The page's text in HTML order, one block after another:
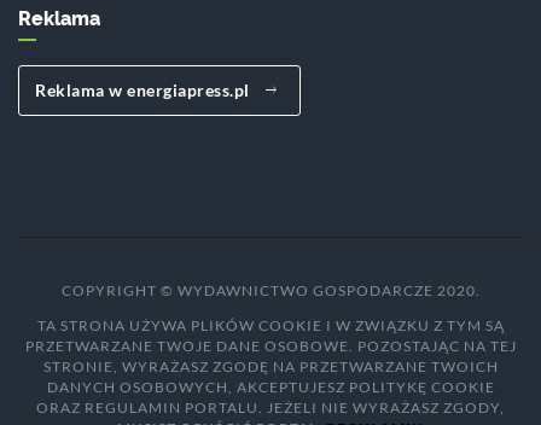
Reklama
Reklama w energiapress.pl
COPYRIGHT © WYDAWNICTWO GOSPODARCZE 2020.
TA STRONA UŻYWA PLIKÓW COOKIE I W ZWIĄZKU Z TYM SĄ
PRZETWARZANE TWOJE DANE OSOBOWE. POZOSTAJĄC NA TEJ
STRONIE, WYRAŻASZ ZGODĘ NA PRZETWARZANE TWOICH
DANYCH OSOBOWYCH, AKCEPTUJESZ POLITYKĘ COOKIE
ORAZ REGULAMIN PORTALU. JEŻELI NIE WYRAŻASZ ZGODY,